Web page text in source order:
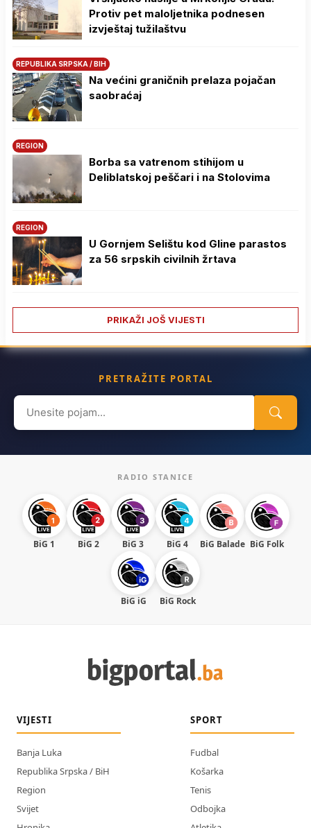
Protiv pet maloljetnika podnesen
izvještaj tužilaštvu
REPUBLIKA SRPSKA / BIH
Na većini graničnih prelaza pojačan
saobraćaj
REGION
Borba sa vatrenom stihijom u
Deliblatskoj peščari i na Stolovima
REGION
U Gornjem Selištu kod Gline parastos
za 56 srpskih civilnih žrtava
PRIKAŽI JOŠ VIJESTI
PRETRAŽITE PORTAL
Search
for:
RADIO STANICE
BiG 1 BiG 2 BiG 3 BiG 4 BiG Balade BiG Folk
BiG iG BiG Rock
VIJESTI
Banja Luka
Republika Srpska / BiH
Region
Svijet
SPORT
Fudbal
Košarka
Tenis
Odbojka